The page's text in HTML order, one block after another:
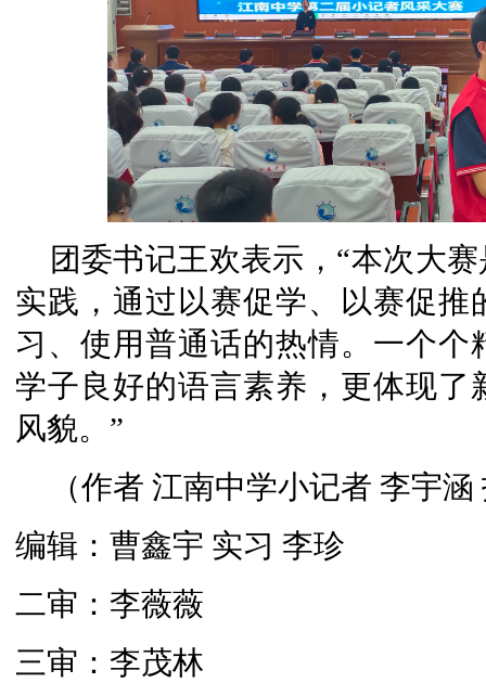
团委书记王欢表示，“本次大
实践，通过以赛促学、以赛促
习、使用普通话的热情。一个
学子良好的语言素养，更体现
风貌。”
（作者 江南中学小记者 李宇
编辑：曹鑫宇 实习 李珍
二审：李薇薇
三审：李茂林